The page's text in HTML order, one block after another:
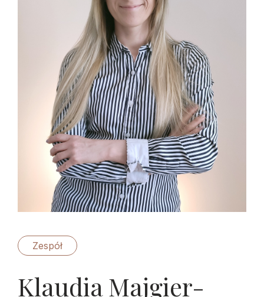
Zespół
Klaudia Majgier-